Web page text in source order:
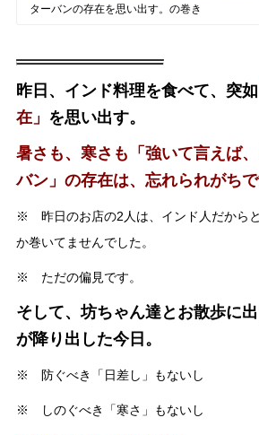
ターバンの存在を思い出す。の巻き
昨日、インド料理を食べて、突如
在」 を思い出す。
暑さも、寒さも「強いて言えば
バン」の存在は、忘れられがちで
※ 昨日のお店の2人は、インド人だから
か巻いてませんでした。
※ ただの偏見です。
そして、坊ちゃん達とお散歩に
が降り出した今日。
※ 防ぐべき「日差し」もないし
※ しのぐべき「寒さ」もないし